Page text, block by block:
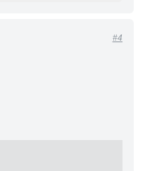
#4